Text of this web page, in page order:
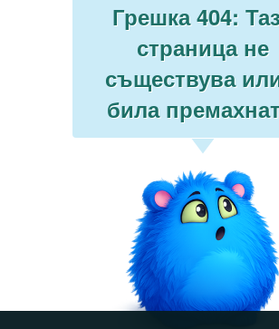
Грешка 404:
страница не
съществува
била